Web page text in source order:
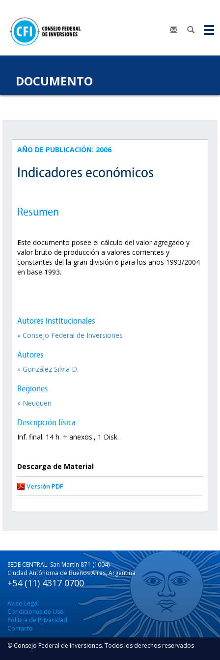
DOCUMENTO
AÑO DE PUBLICACIÓN: 2006
Indicadores económicos
Resumen
Este documento posee el cálculo del valor agregado y
valor bruto de producción a valores corrientes y
constantes del la gran división 6 para los años 1993/2004
en base 1993.
Autores Institucionales
» Consejo Federal de Inversiones
Autores
» González Silvia D.
Regiones
» Neuquen
Descripción física
Inf. final: 14 h. + anexos., 1 Disk.
Descarga de Material
Versión PDF
SEDE CENTRAL: San Martín 871 (1004)
Ciudad Autónoma de Buenos Aires, Argentina
+54 (11) 4317 0700
Aviso Legal
Condiciones de Uso
Política de Privacidad
Contacto
© Consejo Federal de Inversiones. Todos los derechos reservados